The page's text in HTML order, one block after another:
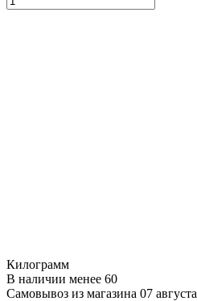
Килограмм
В наличии менее 60
Самовывоз из магазина 07 августа